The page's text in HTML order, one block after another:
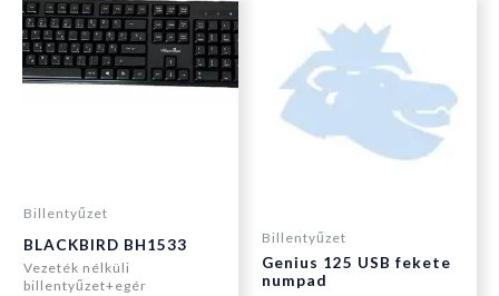
Billentyűzet
BLACKBIRD BH1533
Vezeték nélküli
billentyűzet+egér
Billentyűzet
Genius 125 USB fekete
numpad